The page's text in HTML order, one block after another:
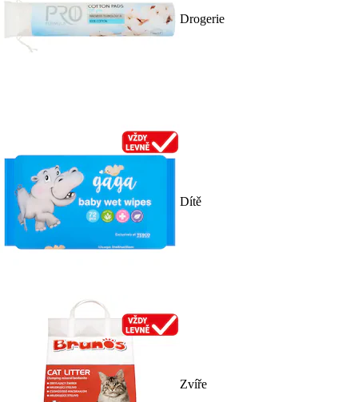
Drogerie
Dítě
Zvíře